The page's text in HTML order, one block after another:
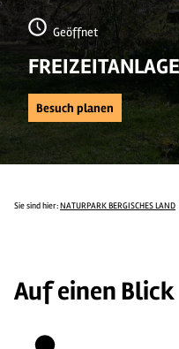
Geöffnet
Besuch planen
Sie sind hier: NATURPARK BERGISCHES LAND
Auf einen Blick